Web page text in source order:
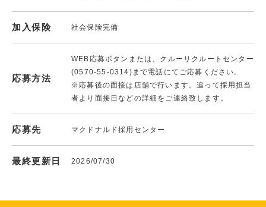
加入保険 社会保険完備
応募方法
WEB応募ボタンまたは、クルーリクルートセンター
(0570-55-0314)まで電話にてご応募ください。
※応募後の面接は店舗で行います。追って採用担当
者より面接日などの詳細をご連絡致します。
応募先 マクドナルド採用センター
最終更新日 2026/07/30